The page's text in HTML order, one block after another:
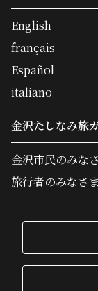
English
français
Español
italiano
金沢たしなみ旅
金沢市民のみな
旅行者のみなさ